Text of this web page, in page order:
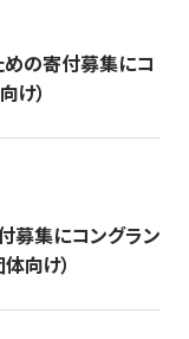
めの寄付募集にコ
け）
募集にコングラン
向け）